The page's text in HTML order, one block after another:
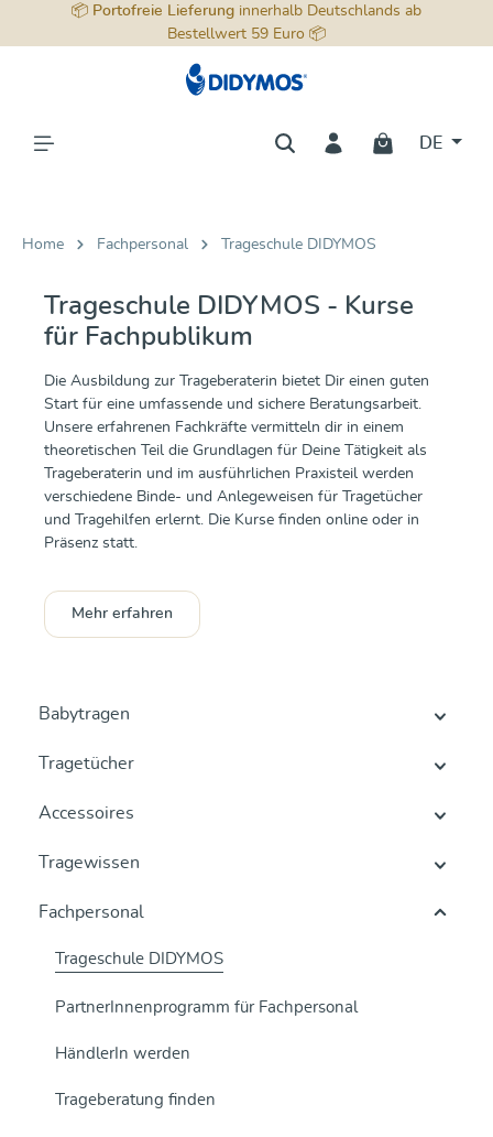
springen
📦 Portofreie Lieferung innerhalb Deutschlands ab
Bestellwert 59 Euro 📦
DE
Home Fachpersonal Trageschule DIDYMOS
Trageschule DIDYMOS - Kurse
für Fachpublikum
Die Ausbildung zur Trageberaterin bietet Dir einen guten
Start für eine umfassende und sichere Beratungsarbeit.
Unsere erfahrenen Fachkräfte vermitteln dir in einem
theoretischen Teil die Grundlagen für Deine Tätigkeit als
Trageberaterin und im ausführlichen Praxisteil werden
verschiedene Binde- und Anlegeweisen für Tragetücher
und Tragehilfen erlernt. Die Kurse finden online oder in
Präsenz statt.
Mehr erfahren
Babytragen
Tragetücher
Accessoires
Tragewissen
Fachpersonal
Trageschule DIDYMOS
PartnerInnenprogramm für Fachpersonal
HändlerIn werden
Trageberatung finden